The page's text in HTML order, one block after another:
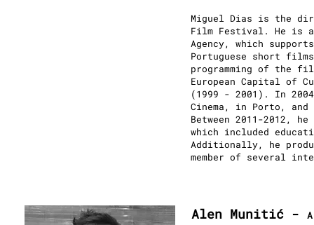
Miguel Dias is the
Film Festival. He is
Agency, which
Portuguese short
programming of the
European Capital of
(1999 - 2001). In
Cinema, in Porto,
Between 2011-2012,
which included
Additionally, he
member of several
Alen Munitić -